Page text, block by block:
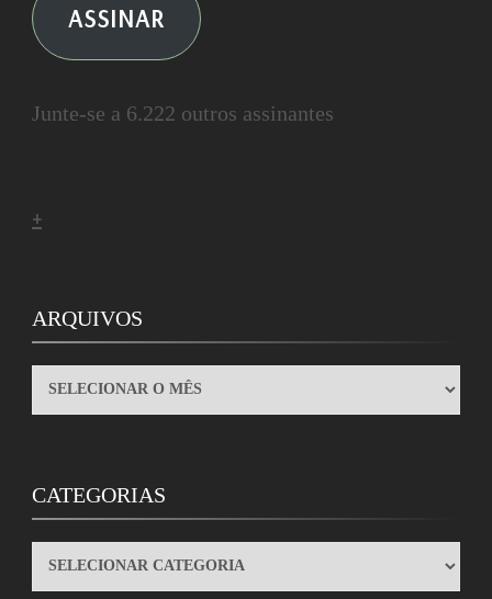
ASSINAR
Junte-se a 6.222 outros assinantes
+
ARQUIVOS
ARQUIVOS
CATEGORIAS
CATEGORIAS